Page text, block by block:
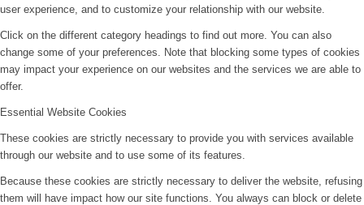
user experience, and to customize your relationship with our website.
Click on the different category headings to find out more. You can also
change some of your preferences. Note that blocking some types of cookies
may impact your experience on our websites and the services we are able to
offer.
Essential Website Cookies
These cookies are strictly necessary to provide you with services available
through our website and to use some of its features.
Because these cookies are strictly necessary to deliver the website, refusing
them will have impact how our site functions. You always can block or delete